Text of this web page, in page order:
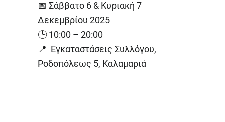
📅 Σάββατο 6 & Κυριακή 7
Δεκεμβρίου 2025
🕒 10:00 – 20:00
📍 Εγκαταστάσεις Συλλόγου,
Ροδοπόλεως 5, Καλαμαριά